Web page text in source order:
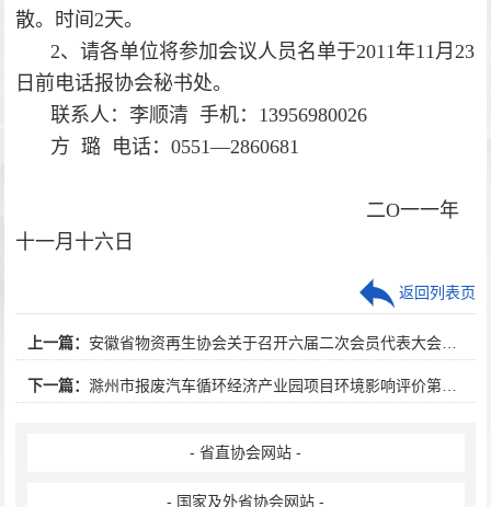
散。时间2天。
2、请各单位将参加会议人员名单于2011年11月23
日前电话报协会秘书处。
联系人：李顺清 手机：13956980026
方 璐 电话：0551—2860681
二O一一年
十一月十六日
上一篇： 安徽省物资再生协会关于召开六届二次会员代表大会的通知
下一篇： 滁州市报废汽车循环经济产业园项目环境影响评价第一次公示
返回列表页
- 省直协会网站 -
- 国家及外省协会网站 -